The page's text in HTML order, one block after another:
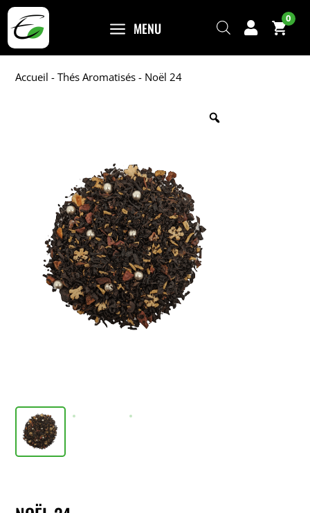
a MENU 
0
Accueil -Thés Aromatisés - Noël 24